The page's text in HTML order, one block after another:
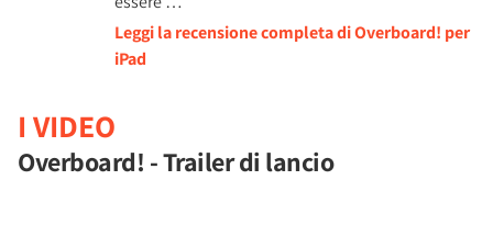
Leggi la recensione completa di Overboard! per
iPad
I VIDEO
Overboard! - Trailer di lancio